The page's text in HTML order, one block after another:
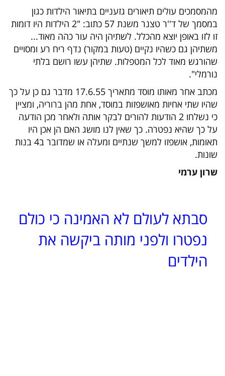
מהמסמכים עולים תיאורים גזעניים בתיאור הילדות כגון
במסמך של ד''ר טצנר משנת 57 כתוב: "2 הילדות היו דומות
זו לזו באופן יוצא מהכלל. לשתיהן היה עור כהה מאוד...
משתיהן גם כשהיו נקיים (טעות במקור) נדף ריח רע ומסויים
שהורגש מאוד לכל המטפלות. שתיהן עשו רושם בלתי
נורמלי".
מכתב אחר מאותו מוסד מתאריך 17.6.55 מדבר גם כן על כך
שהיו שתי אחיות מאושפזות במוסד, אחת מהן ברוריה, ומציין
כי נשלחו 2 הודעות להורים לבקר אותה ולאחר מכן הודעה
על כך שהיא נפטרה. כך שאין לנו מושג האם הן אכן היו
תאומות, אושפזו למשך שנתיים ומעלה או שמדובר ב4 בנות
שונות.
שרון ערמי
סבתא לעולם לא האמינה כי כולם
נפטרו ולפני מותה ביקשה את
הילדים